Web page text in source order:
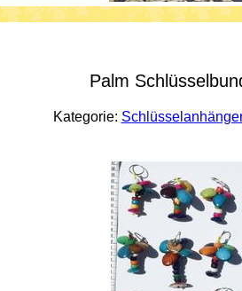
Palm
Kategorie: Schlüsselanhänger